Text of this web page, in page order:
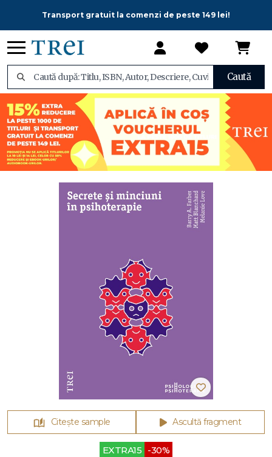
Transport gratuit la comenzi de peste 149 lei!
Caută
Citește sample Ascultă fragment
EXTRA15 -30%